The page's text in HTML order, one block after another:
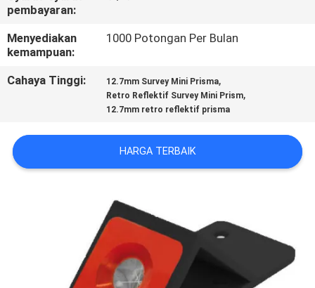
SITEMAP
POLICY
pembayaran:
Menyediakan
kemampuan:
1000 Potongan Per Bulan
Cahaya Tinggi: 12.7mm Survey Mini Prisma,
Retro Reflektif Survey Mini Prism,
12.7mm retro reflektif prisma
HARGA TERBAIK